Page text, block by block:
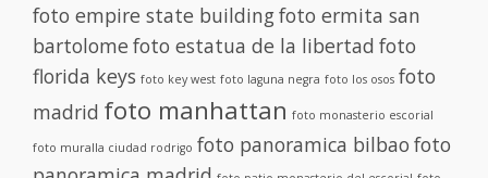
foto empire state buildingfoto ermita san
bartolomefoto estatua de la libertad foto
florida keys foto key west foto laguna negra foto los osos foto
madrid foto manhattan foto monasterio escorial
foto muralla ciudad rodrigo foto panoramica bilbao foto